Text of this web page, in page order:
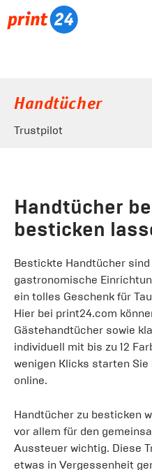
Handtücher
Trustpilot
Handtücher
besticken
Bestickte Handtücher
gastronomische
ein tolles Geschenk für
Hier bei print24.com
Gästehandtücher sowie
individuell mit bis zu 12
wenigen Klicks starten
online.
Handtücher zu besticken
vor allem für den
Aussteuer wichtig. Diese
etwas in Vergessenheit